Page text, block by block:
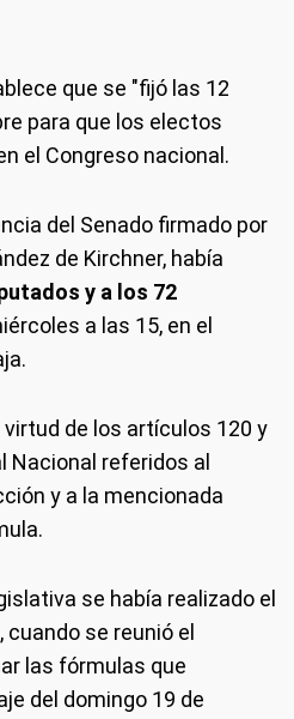
que se "fijó las 12
para que los electos
el Congreso nacional.
del Senado firmado por
de Kirchner, había
y a los 72
a las 15, en el
virtud de los artículos 120 y
Nacional referidos al
y a la mencionada
se había realizado el
se reunió el
las fórmulas que
del domingo 19 de